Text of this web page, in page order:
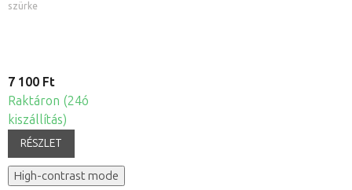
szürke
7 100 Ft
Raktáron (24ó
kiszállítás)
RÉSZLET
High-contrast mode